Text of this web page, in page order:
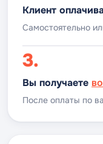
Клиент
Самостоятельно
3.
Вы получаете
После оплаты по